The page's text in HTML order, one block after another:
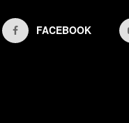
FACEBOOK